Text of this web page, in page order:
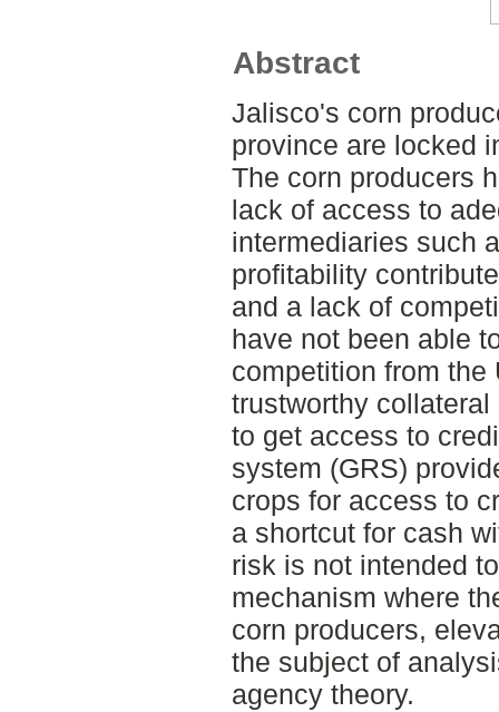
Abstract
Jalisco's corn
province are locked
The corn producers
lack of access to
intermediaries such
profitability
and a lack of
have not been able
competition from the
trustworthy
to get access to
system (GRS)
crops for access to
a shortcut for cash
risk is not intended
mechanism where
corn producers,
the subject of
agency theory.